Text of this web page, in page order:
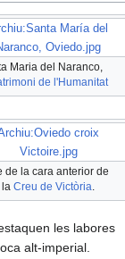
María del
Oviedo.jpg
Maria del Naranco,
de l'Humanitat
croix
Victoire.jpg
de la cara anterior de
la Creu de Victòria
les labores
alt-imperial.